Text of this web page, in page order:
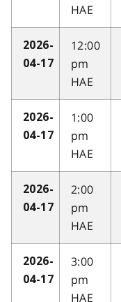
HAE
2026-
04-17
12:00
pm
HAE
2026-
04-17
1:00
pm
HAE
2026-
04-17
2:00
pm
HAE
2026-
04-17
3:00
pm
HAE